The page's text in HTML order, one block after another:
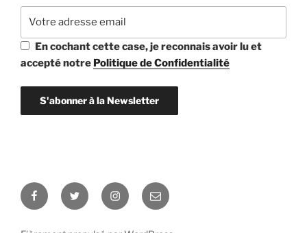
En cochant cette case, je reconnais avoir lu et
accepté notre Politique de Confidentialité
FacebookTwitter Instagram
E-
mail